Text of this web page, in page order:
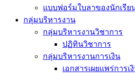
แบบฟอร์มใบลาของนักเรีย
กลุ่มบริหารงาน
กลุ่มบริหารงานวิชาการ
ปฏิทินวิชาการ
กลุ่มบริหารงานการเงิน
เอกสารเผยแพร่การ